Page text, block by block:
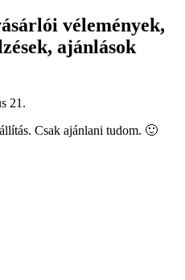
vélemények,
ajánlások
21.
Csak ajánlani tudom. 🙂